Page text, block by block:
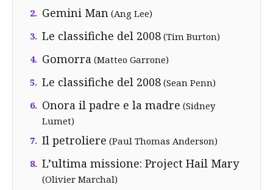
2. Gemini Man (Ang Lee)
3. Le classifiche del 2008 (Tim Burton)
4. Gomorra (Matteo Garrone)
5. Le classifiche del 2008 (Sean Penn)
6. Onora il padre e la madre (Sidney
Lumet)
7. Il petroliere (Paul Thomas Anderson)
8. L’ultima missione: Project Hail Mary
(Olivier Marchal)